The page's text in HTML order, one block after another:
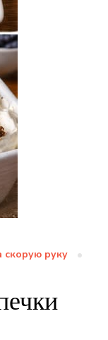
скорую руку